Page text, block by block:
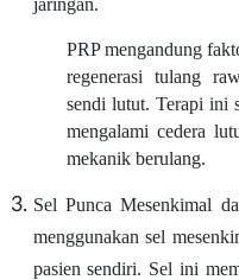
PRP mengandung
regenerasi tulang
sendi lutut. Terapi ini
mengalami cedera
mekanik berulang.
Sel Punca Mesenkimal
menggunakan sel
pasien sendiri. Sel ini